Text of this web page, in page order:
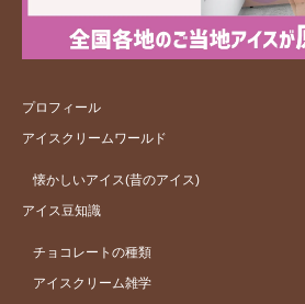
プロフィール
アイスクリームワールド
懐かしいアイス(昔のアイス)
アイス豆知識
チョコレートの種類
アイスクリーム雑学